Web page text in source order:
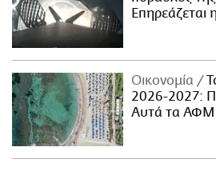
Επηρεάζεται
Οικονομία
2026-2027:
Αυτά τα ΑΦΜ